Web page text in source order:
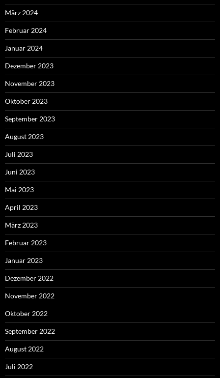
März 2024
Februar 2024
Januar 2024
Dezember 2023
November 2023
Oktober 2023
September 2023
August 2023
Juli 2023
Juni 2023
Mai 2023
April 2023
März 2023
Februar 2023
Januar 2023
Dezember 2022
November 2022
Oktober 2022
September 2022
August 2022
Juli 2022